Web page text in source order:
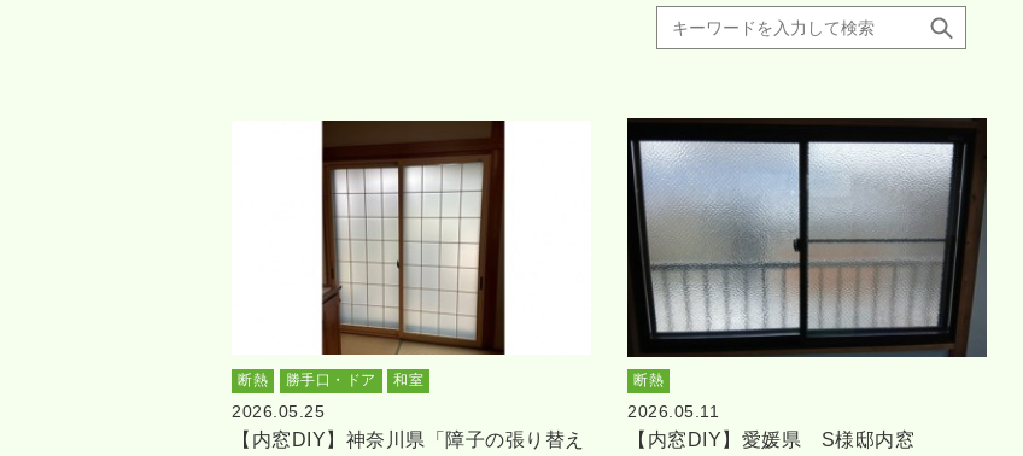
断熱 勝手口・ドア 和室
2026.05.25
【内窓DIY】神奈川県「障子の張り替え
断熱
2026.05.11
【内窓DIY】愛媛県 S様邸内窓